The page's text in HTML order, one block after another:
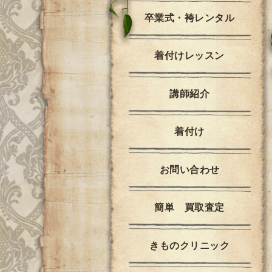
卒業式・袴レンタル
着付けレッスン
講師紹介
着付け
お問い合わせ
簡単 買取査定
きものクリニック